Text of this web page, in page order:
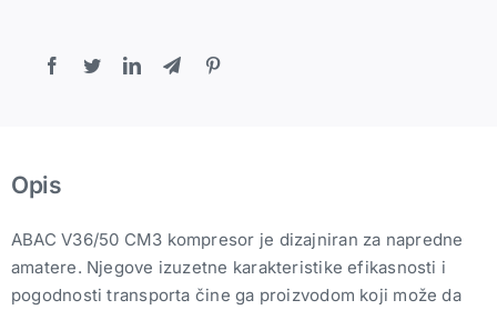
Opis
ABAC V36/50 CM3 kompresor je dizajniran za napredne
amatere. Njegove izuzetne karakteristike efikasnosti i
pogodnosti transporta čine ga proizvodom koji može da